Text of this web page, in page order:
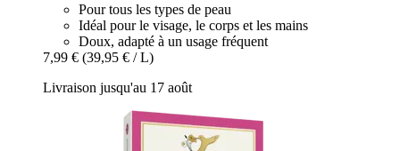
Pour tous les types de peau
Idéal pour le visage, le corps et les mains
Doux, adapté à un usage fréquent
7,99 € (39,95 € / L)
Livraison jusqu'au 17 août